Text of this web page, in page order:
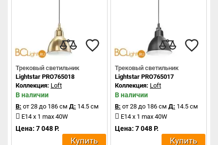
Трековый светильник
Lightstar PRO765018
Коллекция: Loft
В наличии
В: от 28 до 186 см Д: 14.5 см
E14 x 1 max 40W
Цена: 7 048 Р.
Купить
Трековый светильник
Lightstar PRO765017
Коллекция: Loft
В наличии
В: от 28 до 186 см Д: 14.5 см
E14 x 1 max 40W
Цена: 7 048 Р.
Купить